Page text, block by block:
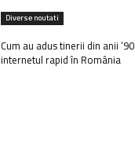
Diverse noutati
Cum au adus tinerii din anii ’90
internetul rapid în România